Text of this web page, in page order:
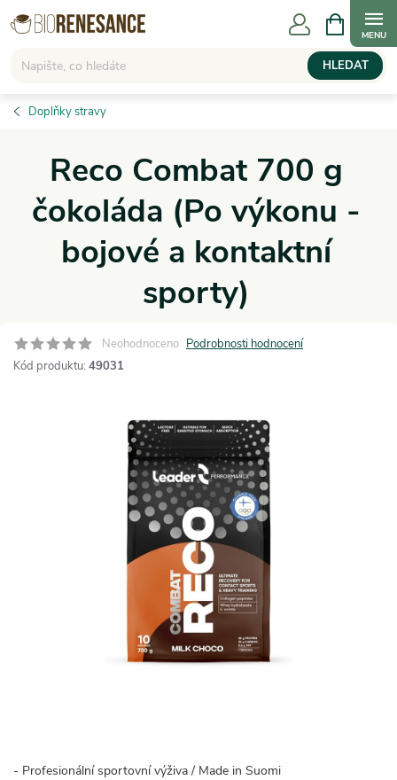
Přejít
na
HLEDAT
NÁKUPNÍ
KOŠÍK
Doplňky stravy
Reco Combat 700 g
čokoláda (Po výkonu -
bojové a kontaktní
sporty)
Neohodnoceno Podrobnosti hodnocení
Kód produktu: 49031
- Profesionální sportovní výživa / Made in Suomi